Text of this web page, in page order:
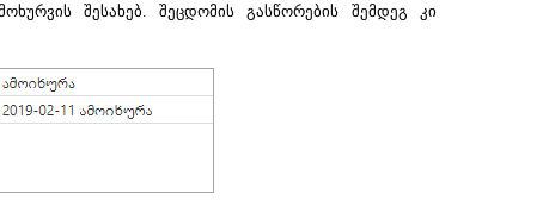
შესახებ. შეცდომის გასწორების შემდეგ კი